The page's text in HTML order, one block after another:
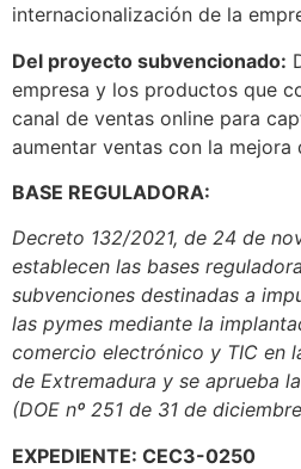
internacionalización de la
Del proyecto subvencionado:
empresa y los productos que
canal de ventas online para
aumentar ventas con la mejora
BASE REGULADORA:
Decreto 132/2021, de 24 de
establecen las bases
subvenciones destinadas a
las pymes mediante la
comercio electrónico y TIC en
de Extremadura y se aprueba
(DOE nº 251 de 31 de
EXPEDIENTE: CEC3-0250